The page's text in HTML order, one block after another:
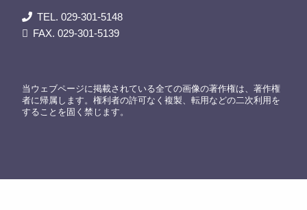
TEL. 029-301-5148
FAX. 029-301-5139
当ウェブページに掲載されている全ての画像の著作権は、著作権
者に帰属します。権利者の許可なく複製、転用などの二次利用を
することを固く禁じます。